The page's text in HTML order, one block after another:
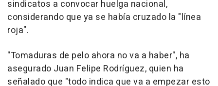
sindicatos a convocar huelga nacional,
considerando que ya se había cruzado la "línea
roja".
"Tomaduras de pelo ahora no va a haber", ha
asegurado Juan Felipe Rodríguez, quien ha
señalado que "todo indica que va a empezar esto